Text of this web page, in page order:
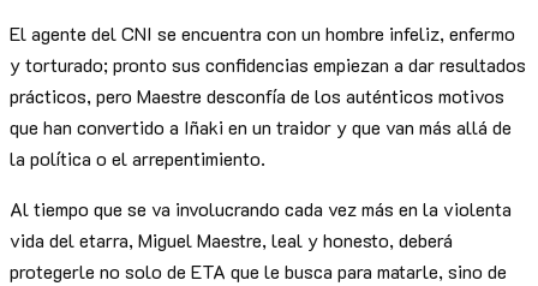
El agente del CNI se encuentra con un hombre infeliz, enfermo
y torturado; pronto sus confidencias empiezan a dar resultados
prácticos, pero Maestre desconfía de los auténticos motivos
que han convertido a Iñaki en un traidor y que van más allá de
la política o el arrepentimiento.
Al tiempo que se va involucrando cada vez más en la violenta
vida del etarra, Miguel Maestre, leal y honesto, deberá
protegerle no solo de ETA que le busca para matarle, sino de